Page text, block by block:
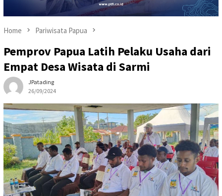
Home Pariwisata Papua
Pemprov Papua Latih Pelaku Usaha dari
Empat Desa Wisata di Sarmi
JPatading
26/09/2024